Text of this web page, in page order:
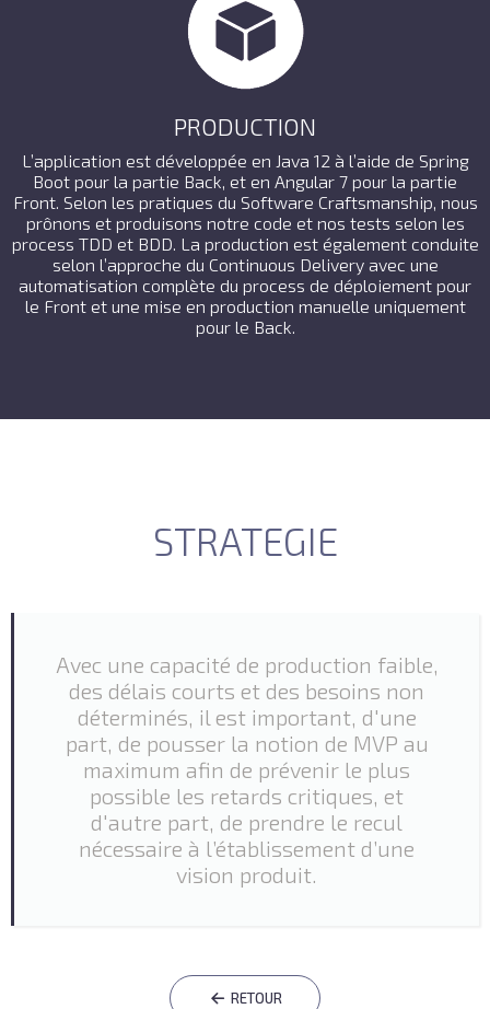
PRODUCTION
L’application est développée en Java 12 à l’aide de Spring
Boot pour la partie Back, et en Angular 7 pour la partie
Front. Selon les pratiques du Software Craftsmanship, nous
prônons et produisons notre code et nos tests selon les
process TDD et BDD. La production est également conduite
selon l’approche du Continuous Delivery avec une
automatisation complète du process de déploiement pour
le Front et une mise en production manuelle uniquement
pour le Back.
STRATEGIE
Avec une capacité de production faible,
des délais courts et des besoins non
déterminés, il est important, d'une
part, de pousser la notion de MVP au
maximum afin de prévenir le plus
possible les retards critiques, et
d'autre part, de prendre le recul
nécessaire à l’établissement d’une
vision produit.
RETOUR